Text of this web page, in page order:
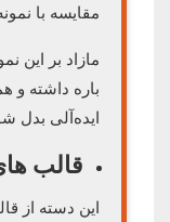
مقایسه با
مازاد بر این
باره داشته و
ایده‌آلی بدل
قالب
این دسته از